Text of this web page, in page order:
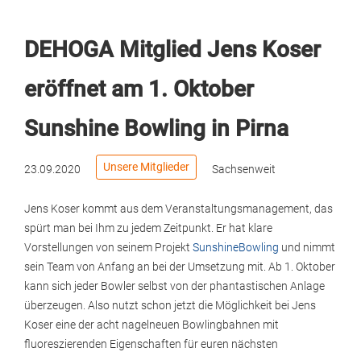
DEHOGA Mitglied Jens Koser
eröffnet am 1. Oktober
Sunshine Bowling in Pirna
23.09.2020 Unsere Mitglieder Sachsenweit
Jens Koser kommt aus dem Veranstaltungsmanagement, das
spürt man bei Ihm zu jedem Zeitpunkt. Er hat klare
Vorstellungen von seinem Projekt SunshineBowling und nimmt
sein Team von Anfang an bei der Umsetzung mit. Ab 1. Oktober
kann sich jeder Bowler selbst von der phantastischen Anlage
überzeugen. Also nutzt schon jetzt die Möglichkeit bei Jens
Koser eine der acht nagelneuen Bowlingbahnen mit
fluoreszierenden Eigenschaften für euren nächsten